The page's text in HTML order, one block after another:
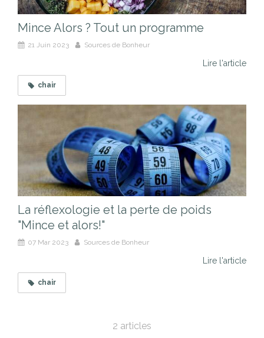
Mince Alors ? Tout un programme
21 Juin 2023 Sources de Bonheur
Lire l'article
chair
La réflexologie et la perte de poids
"Mince et alors!"
07 Mar 2023 Sources de Bonheur
Lire l'article
chair
2 articles